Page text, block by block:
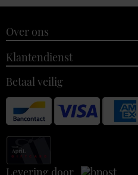
Over ons
Klantendienst
Betaal veilig